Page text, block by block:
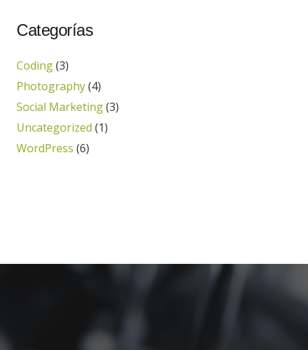
Categorías
Coding(3)
Photography(4)
Social Marketing(3)
Uncategorized (1)
WordPress (6)